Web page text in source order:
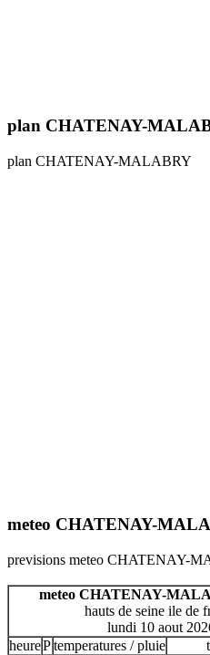
plan CHATENAY-
plan CHATENAY-MALABRY
meteo CHATENAY-
previsions meteo CHATENAY-
meteo CHATENAY-
hauts de seine ile de
lundi 10 aout
heurePtemperatures / pluie